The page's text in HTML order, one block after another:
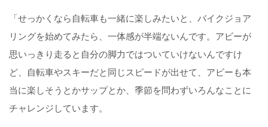
「せっかくなら自転車も一緒に楽しみたいと、バイクジョア
リングを始めてみたら、一体感が半端ないんです。アビーが
思いっきり走ると自分の脚力ではついていけないんですけ
ど、自転車やスキーだと同じスピードが出せて、アビーも本
当に楽しそうとかサップとか、季節を問わずいろんなことに
チャレンジしています。